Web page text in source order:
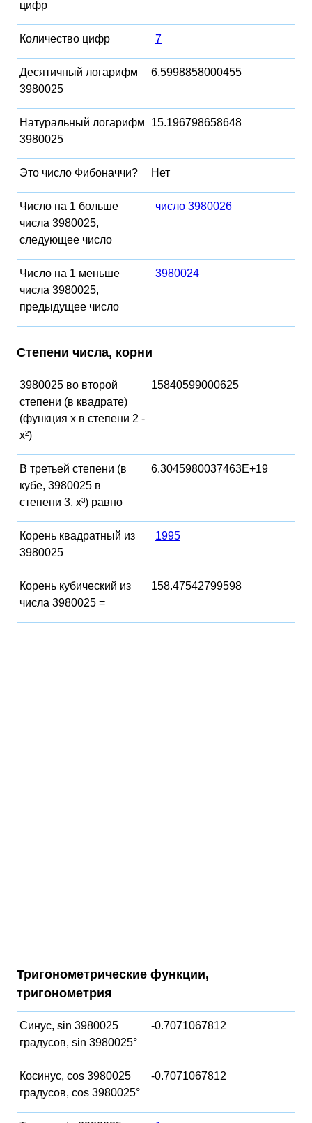
цифр
Количество цифр 7
Десятичный логарифм
3980025
6.5998858000455
Натуральный логарифм
3980025
15.196798658648
Это число Фибоначчи? Нет
Число на 1 больше
числа 3980025,
следующее число
число 3980026
Число на 1 меньше
числа 3980025,
предыдущее число
3980024
Степени числа, корни
3980025 во второй
степени (в квадрате)
(функция x в степени 2 -
x²)
15840599000625
В третьей степени (в
кубе, 3980025 в
степени 3, x³) равно
6.3045980037463E+19
Корень квадратный из
3980025
1995
Корень кубический из
числа 3980025 =
158.47542799598
Тригонометрические функции,
тригонометрия
Синус, sin 3980025
градусов, sin 3980025°
-0.7071067812
Косинус, cos 3980025
градусов, cos 3980025°
-0.7071067812